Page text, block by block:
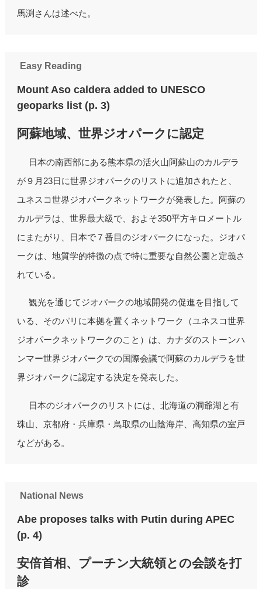
馬渕さんは述べた。
Easy Reading
Mount Aso caldera added to UNESCO
geoparks list (p. 3)
阿蘇地域、世界ジオパークに認定
日本の南西部にある熊本県の活火山阿蘇山のカルデラ
が９月23日に世界ジオパークのリストに追加されたと、
ユネスコ世界ジオパークネットワークが発表した。阿蘇の
カルデラは、世界最大級で、およそ350平方キロメートル
にまたがり、日本で７番目のジオパークになった。ジオパ
ークは、地質学的特徴の点で特に重要な自然公園と定義さ
れている。
観光を通じてジオパークの地域開発の促進を目指して
いる、そのパリに本拠を置くネットワーク（ユネスコ世界
ジオパークネットワークのこと）は、カナダのストーンハ
ンマー世界ジオパークでの国際会議で阿蘇のカルデラを世
界ジオパークに認定する決定を発表した。
日本のジオパークのリストには、北海道の洞爺湖と有
珠山、京都府・兵庫県・鳥取県の山陰海岸、高知県の室戸
などがある。
National News
Abe proposes talks with Putin during APEC
(p. 4)
安倍首相、プーチン大統領との会談を打
診